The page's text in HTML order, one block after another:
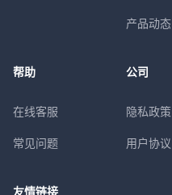
产品动态
帮助
在线客服
常见问题
公司
隐私政策
用户协议
友情链接